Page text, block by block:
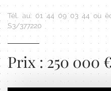
Tél. au: 01 44 09 03 44 ou
S3/377220
Prix : 250 000 €